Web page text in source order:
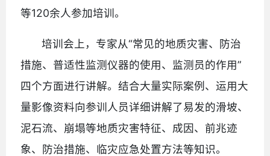
等120余人参加培训。
培训会上，专家从“常见的地质灾害、防治
措施、普适性监测仪器的使用、监测员的作用”
四个方面进行讲解。结合大量实际案例、运用大
量影像资料向参训人员详细讲解了易发的滑坡、
泥石流、崩塌等地质灾害特征、成因、前兆迹
象、防治措施、临灾应急处置方法等知识。